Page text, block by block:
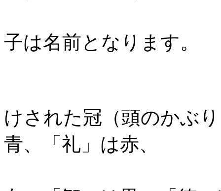
子は名前となります。
けされた冠（頭のかぶ
青、「礼」は赤、